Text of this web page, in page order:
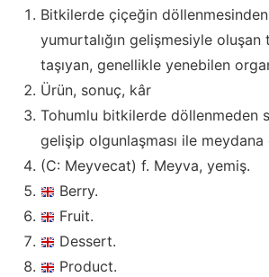
Bitkilerde çiçeğin
yumurtalığın gelişmesiyle oluşan
taşıyan, genellikle yenebilen
Ürün, sonuç, kâr
Tohumlu bitkilerde döllenmeden
gelişip olgunlaşması ile meydana
(C: Meyvecat) f. Meyva, yemiş.
Berry.
Fruit.
Dessert.
Product.